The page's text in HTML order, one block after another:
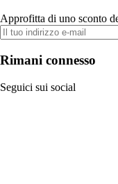
Approfitta di uno sconto
Rimani connesso
Seguici sui social